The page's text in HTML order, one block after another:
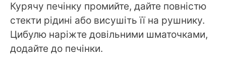
Курячу печінку промийте, дайте повністю
стекти рідині або висушіть її на рушнику.
Цибулю наріжте довільними шматочками,
додайте до печінки.